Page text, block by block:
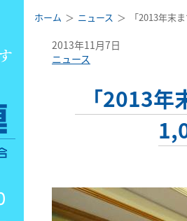
ホーム ニュース 「2013年末
2013年11月7日
ニュース
「2013